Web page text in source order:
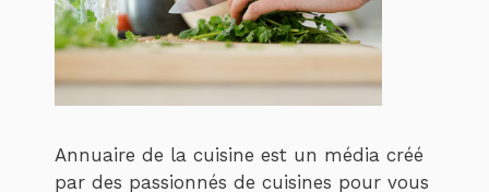
Annuaire de la cuisine est un média créé
par des passionnés de cuisines pour vous